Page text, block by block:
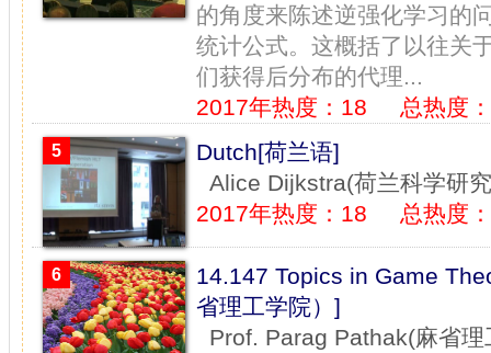
的角度来陈述逆强化学习的
统计公式。这概括了以往关
们获得后分布的代理...
2017年热度：18
总热度
5
Dutch[荷兰语]
Alice Dijkstra(荷兰科学研
2017年热度：18
总热度
6
14.147 Topics in Game
省理工学院）]
Prof. Parag Pathak(麻省理